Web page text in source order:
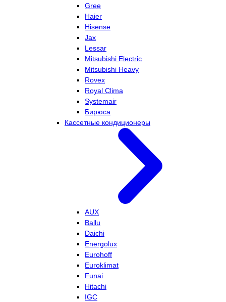
Gree
Haier
Hisense
Jax
Lessar
Mitsubishi Electric
Mitsubishi Heavy
Rovex
Royal Clima
Systemair
Бирюса
Кассетные кондиционеры
AUX
Ballu
Daichi
Energolux
Eurohoff
Euroklimat
Funai
Hitachi
IGC